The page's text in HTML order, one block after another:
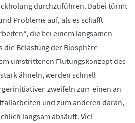
durchzuführen. Dabei türmt
Probleme auf, als es schafft
die bei einem langsamen
die Belastung der Biosphäre
umstrittenen Flutungskonzept des
ähneln, werden schnell
zweifeln zum einen an
und zum anderen daran,
langsam absäuft. Viel